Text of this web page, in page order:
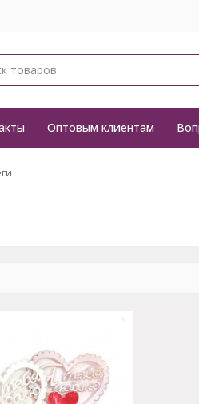
Оптовым клиентам